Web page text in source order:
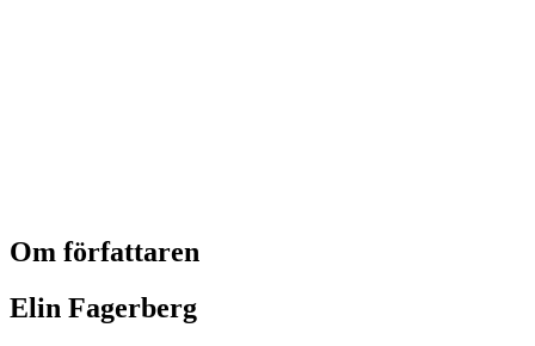
Om författaren
Elin Fagerberg